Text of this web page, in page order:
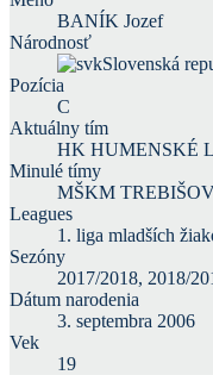
BANÍK Jozef
Národnosť
Slovenská
Pozícia
C
Aktuálny tím
HK HUMENSKÉ
Minulé tímy
MŠKM
Leagues
1. liga mladších
Sezóny
2017/2018, 2018/
Dátum narodenia
3. septembra 2006
Vek
19